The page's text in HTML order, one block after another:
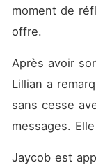
moment de
offre.
Après avoir
Lillian a
sans cesse
messages.
Jaycob est